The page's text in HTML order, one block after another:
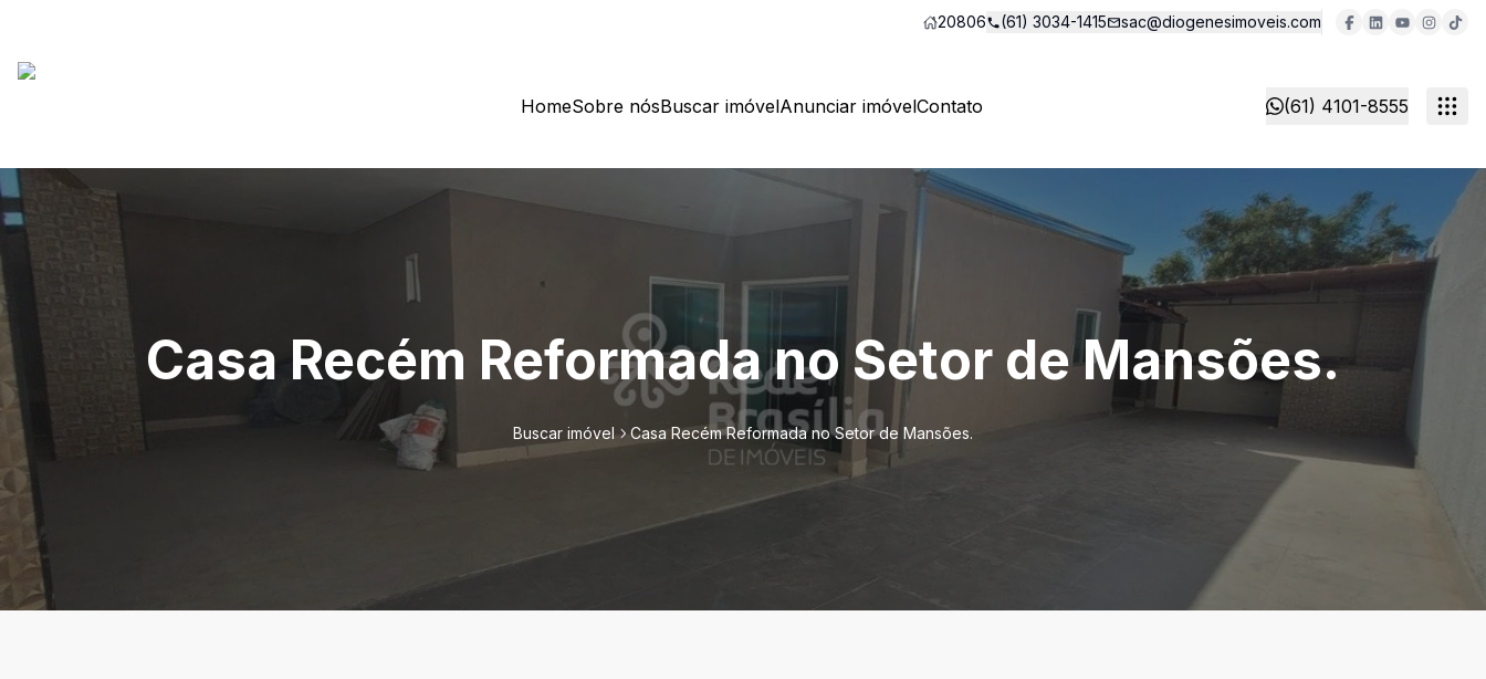
20806 (61) 3034-1415 sac@diogenesimoveis.com
HomeSobre nósBuscar imóvelAnunciar imóvelContato (61) 4101-8555
Casa Recém Reformada no Setor de Mansões.
Buscar imóvel Casa Recém Reformada no Setor de Mansões.